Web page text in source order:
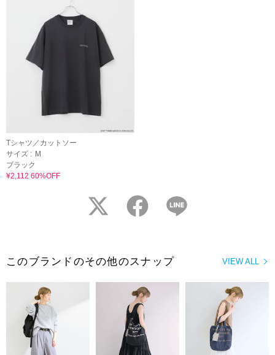
Tシャツ／カットソー
サイズ : M
ブラック
¥2,112 60%OFF
twitter facebook
VIEW ALL
このブランドのその他のスナップ